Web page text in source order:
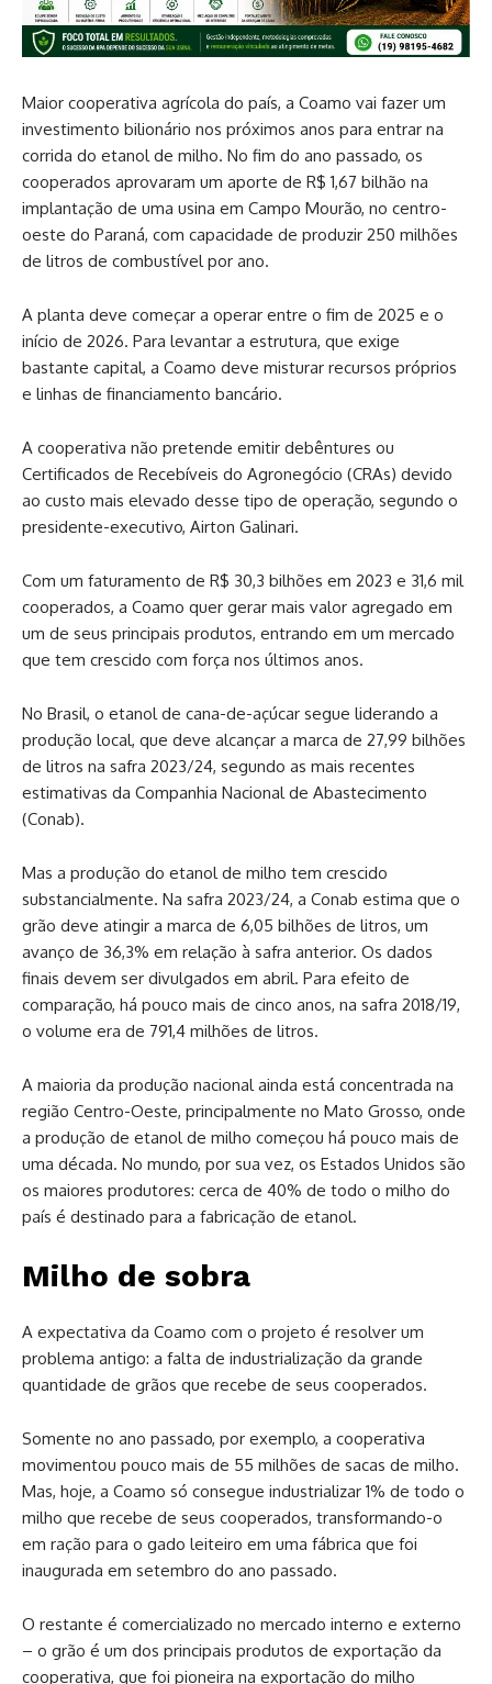
Maior cooperativa agrícola do país, a Coamo vai fazer um
investimento bilionário nos próximos anos para entrar na
corrida do etanol de milho. No fim do ano passado, os
cooperados aprovaram um aporte de R$ 1,67 bilhão na
implantação de uma usina em Campo Mourão, no centro-
oeste do Paraná, com capacidade de produzir 250 milhões
de litros de combustível por ano.
A planta deve começar a operar entre o fim de 2025 e o
início de 2026. Para levantar a estrutura, que exige
bastante capital, a Coamo deve misturar recursos próprios
e linhas de financiamento bancário.
A cooperativa não pretende emitir debêntures ou
Certificados de Recebíveis do Agronegócio (CRAs) devido
ao custo mais elevado desse tipo de operação, segundo o
presidente-executivo, Airton Galinari.
Com um faturamento de R$ 30,3 bilhões em 2023 e 31,6 mil
cooperados, a Coamo quer gerar mais valor agregado em
um de seus principais produtos, entrando em um mercado
que tem crescido com força nos últimos anos.
No Brasil, o etanol de cana-de-açúcar segue liderando a
produção local, que deve alcançar a marca de 27,99 bilhões
de litros na safra 2023/24, segundo as mais recentes
estimativas da Companhia Nacional de Abastecimento
(Conab).
Mas a produção do etanol de milho tem crescido
substancialmente. Na safra 2023/24, a Conab estima que o
grão deve atingir a marca de 6,05 bilhões de litros, um
avanço de 36,3% em relação à safra anterior. Os dados
finais devem ser divulgados em abril. Para efeito de
comparação, há pouco mais de cinco anos, na safra 2018/19,
o volume era de 791,4 milhões de litros.
A maioria da produção nacional ainda está concentrada na
região Centro-Oeste, principalmente no Mato Grosso, onde
a produção de etanol de milho começou há pouco mais de
uma década. No mundo, por sua vez, os Estados Unidos são
os maiores produtores: cerca de 40% de todo o milho do
país é destinado para a fabricação de etanol.
Milho de sobra
A expectativa da Coamo com o projeto é resolver um
problema antigo: a falta de industrialização da grande
quantidade de grãos que recebe de seus cooperados.
Somente no ano passado, por exemplo, a cooperativa
movimentou pouco mais de 55 milhões de sacas de milho.
Mas, hoje, a Coamo só consegue industrializar 1% de todo o
milho que recebe de seus cooperados, transformando-o
em ração para o gado leiteiro em uma fábrica que foi
inaugurada em setembro do ano passado.
O restante é comercializado no mercado interno e externo
– o grão é um dos principais produtos de exportação da
cooperativa, que foi pioneira na exportação do milho